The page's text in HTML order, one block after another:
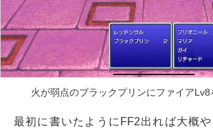
火が弱点のブラックプリンにファイアLv8
最初に書いたようにFF2出れば大概